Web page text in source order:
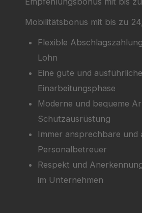
Mobilitätsbonus mit bis zu
Flexible
Lohn
Eine gute und ausführliche
Einarbeitungsphase
Moderne und bequeme
Schutzausrüstung
Immer ansprechbare und
Personalbetreuer
Respekt und
im Unternehmen